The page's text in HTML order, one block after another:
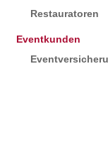
Restauratoren
Eventkunden